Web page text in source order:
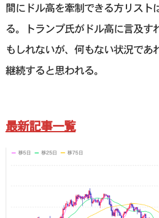
間にドル高を牽制できる方リスト
る。トランプ氏がドル高に言及す
もしれないが、何もない状況であ
継続すると思われる。
最新記事一覧